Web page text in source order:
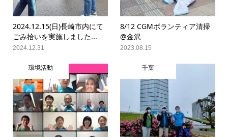
2024.12.15(日)長崎市内にて
ごみ拾いを実施しました...
2024.12.31
8/12 CGMボランティア清掃
@金沢
2023.08.15
環境活動 千葉